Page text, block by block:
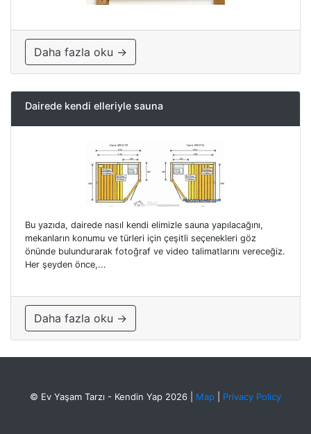
Daha fazla oku →
Dairede kendi elleriyle sauna
Bu yazıda, dairede nasıl kendi elimizle sauna yapılacağını,
mekanların konumu ve türleri için çeşitli seçenekleri göz
önünde bulundurarak fotoğraf ve video talimatlarını vereceğiz.
Her şeyden önce,...
Daha fazla oku →
© Ev Yaşam Tarzı - Kendin Yap 2026 Map Privacy Policy